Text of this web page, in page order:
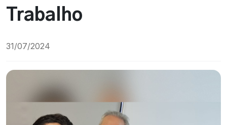
Trabalho
31/07/2024